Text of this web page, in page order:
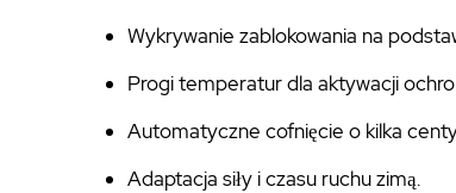
Wykrywanie zablokowania na
Progi temperatur dla aktywacji
Automatyczne cofnięcie o kilka
Adaptacja siły i czasu ruchu zimą.